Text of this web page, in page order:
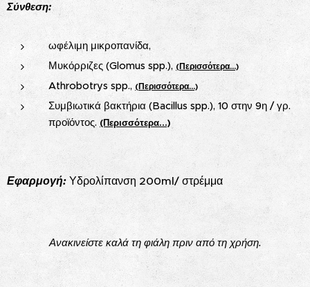
Σύνθεση:
ωφέλιμη μικροπανίδα,
Μυκόρριζες (Glomus spp.), (Περισσότερα...)
Athrobotrys spp., (Περισσότερα...)
Συμβιωτικά βακτήρια (Bacillus spp.), 10 στην 9η / γρ.
προϊόντος. (Περισσότερα...)
Εφαρμογή: Υδρολίπανση 200ml/ στρέμμα
Ανακινείστε καλά τη φιάλη πριν από τη χρήση.